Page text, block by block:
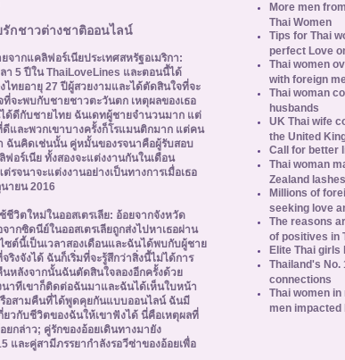
รักชาวต่างชาติออนไลน์
ากแคลิฟอร์เนียประเทศสหรัฐอเมริกา:
า 5 ปีใน ThaiLoveLines และตอนนี้ได้
ไทยอายุ 27 ปีผู้สวยงามและได้ตัดสินใจที่จะ
ที่จะพบกับชายชาวตะวันตก เหตุผลของเธอ
ด้ดีกับชายไทย ฉันเดทผู้ชายจำนวนมาก แต่
และพวกเขาบางครั้งก็โรแมนติกมาก แต่คน
ฉันคิดเช่นนั้น คู่หมั้นของรจนาคือผู้รับสอบ
อร์เนีย ทั้งสองจะแต่งงานกันในเดือน
จนาจะแต่งงานอย่างเป็นทางการเมื่อเธอ
ายน 2016
วิตใหม่ในออสเตรเลีย: อ้อยจากจังหวัด
ากซิดนีย์ในออสเตรเลียถูกส่งไปหาเธอผ่าน
ไซต์นี้เป็นเวลาสองเดือนและฉันได้พบกับผู้ชาย
งจังได้ ฉันก็เริ่มที่จะรู้สึกว่าสิ่งนี้ไม่ได้การ
หลังจากนั้นฉันตัดสินใจลองอีกครั้งด้วย
าทีเขาก็ติดต่อฉันมาและฉันได้เห็นใบหน้า
รือสามคืนที่ได้พูดคุยกันแบบออนไลน์ ฉันมี
วกับชีวิตของฉันให้เขาฟังได้ นี่คือเหตุผลที่
ยกล่าว; คู่รักของอ้อยเดินทางมายัง
และคู่สามีภรรยากำลังรอวีซ่าของอ้อยเพื่อ
More men
Thai Women
Tips for Thai
perfect Love
Thai women
with foreign
Thai woman
husbands
UK Thai wife
the United
Call for better
Thai woman
Zealand
Millions of
seeking love
The reasons
of positives in
Elite Thai
Thailand's No.
connections
Thai women
men